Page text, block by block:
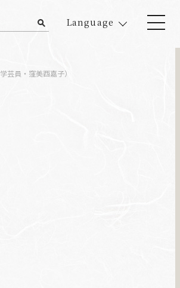
Language
芸員・窪美酉嘉子）